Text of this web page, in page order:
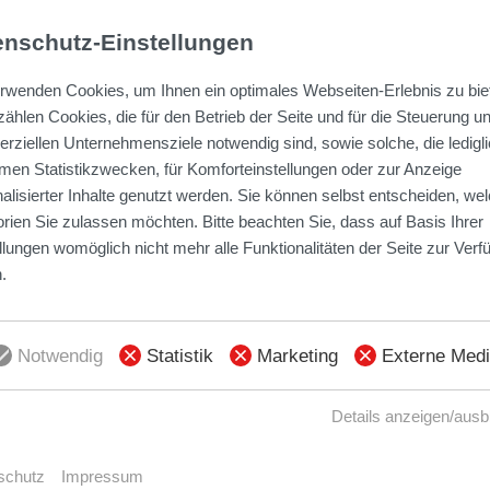
Lage, die Natur und Urbanität
Wohnraum: In drei Gebäuden entstehen
Zimmern und 56 bis 110 Quadratmeter
Etagen jeweils vier Wohnungen mit
befinden sich auf Penthouse-Ebene. Leicht
ansprechende Ornamente, die sich
Neubauten einfügen.
der Bauherr, die
Einstellungen
Cookies, um Ihnen ein optimales Webseiten-Erlebnis zu
Cookies, die für den Betrieb der Seite und für die Steuerung
Unternehmensziele notwendig sind, sowie solche, die
Statistikzwecken, für Komforteinstellungen oder zur Anzeige
Inhalte genutzt werden. Sie können selbst entscheiden,
Sie zulassen möchten. Bitte beachten Sie, dass auf Basis Ihrer
womöglich nicht mehr alle Funktionalitäten der Seite zur
Notwendig Statistik Marketing Externe
Details anzeigen/
Impressum